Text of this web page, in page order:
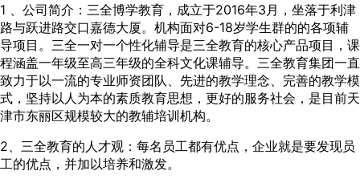
1 、公司简介：三全博学教育，成立于2016年3月，坐落于利津
路与跃进路交口嘉德大厦。机构面对6-18岁学生群的的各项辅
导项目。三全一对一个性化辅导是三全教育的核心产品项目，课
程涵盖一年级至高三年级的全科文化课辅导。三全教育集团一直
致力于以一流的专业师资团队、先进的教学理念、完善的教学模
式，坚持以人为本的素质教育思想，更好的服务社会，是目前天
津市东丽区规模较大的教辅培训机构。
2、三全教育的人才观：每名员工都有优点，企业就是要发现员
工的优点，并加以培养和激发。